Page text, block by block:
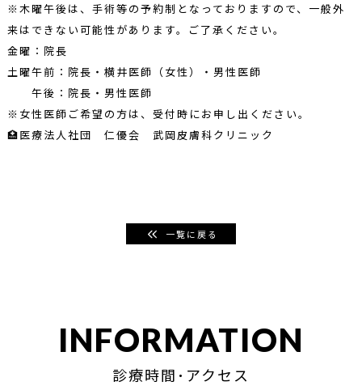
※木曜午後は、手術等の予約制となっておりますので、一般外
来はできない可能性があります。ご了承ください。
金曜：院長
土曜午前：院長・横井医師（女性）・男性医師
午後：院長・男性医師
※女性医師ご希望の方は、受付時にお申し出ください。
🏥医療法人社団 仁優会 武岡皮膚科クリニック
一覧に戻る
INFORMATION
診療時間･アクセス